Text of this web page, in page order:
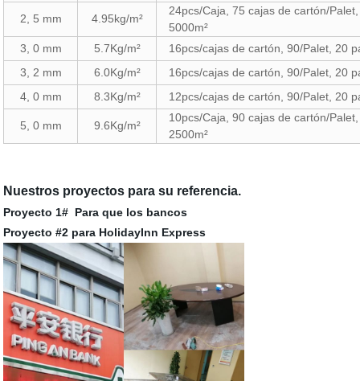
2, 5 mm 4.95kg/m²
24pcs/Caja, 75 cajas de cartón/
5000m²
3, 0 mm
5.7Kg/m²
16pcs/cajas de cartón, 90/Palet, 20
3, 2 mm
6.0Kg/m²
16pcs/cajas de cartón, 90/Palet, 20
4, 0 mm
8.3Kg/m² 12pcs/cajas de cartón, 90/Palet, 20
5, 0 mm 9.6Kg/m²
10pcs/Caja, 90 cajas de cartón/
2500m²
Nuestros proyectos para su referencia.
Proyecto 1# Para que los bancos
Proyecto #2 para HolidayInn Express